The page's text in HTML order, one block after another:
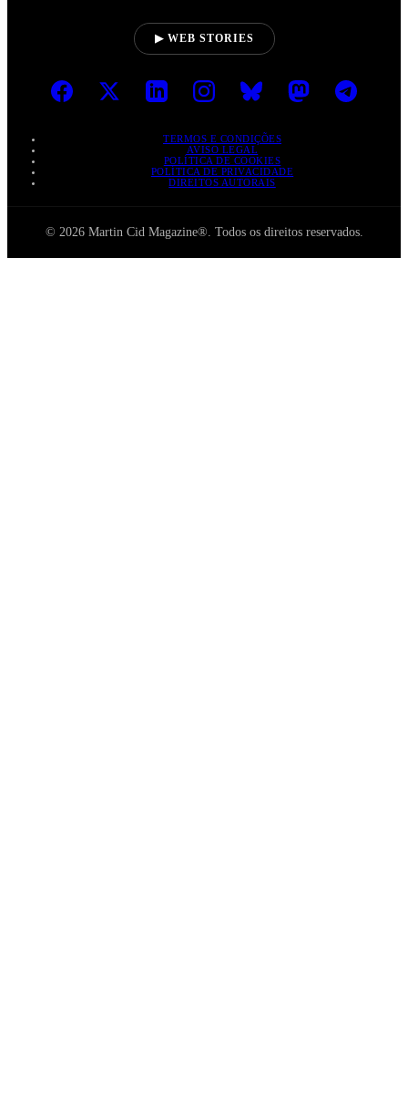
▶ WEB STORIES
TERMOS E CONDIÇÕES
AVISO LEGAL
POLÍTICA DE COOKIES
POLÍTICA DE PRIVACIDADE
DIREITOS AUTORAIS
© 2026 Martin Cid Magazine®. Todos os direitos reservados.